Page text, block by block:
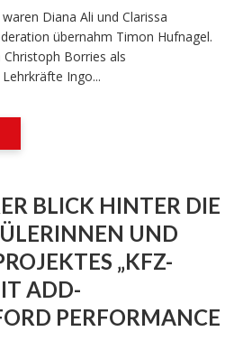
Diana Ali und Clarissa
übernahm Timon Hufnagel.
Borries als
Ingo...
BLICK HINTER DIE
UND
„KFZ-
ADD-
PERFORMANCE